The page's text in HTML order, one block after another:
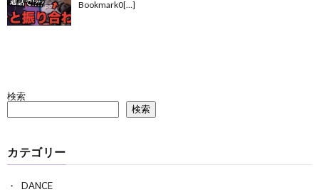
Bookmark0[…]
検索
検索
カテゴリー
DANCE